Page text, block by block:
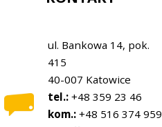
ul. Bankowa 14, pok.
415
40-007 Katowice
tel.: +48 359 23 46
kom.: +48 516 374 959